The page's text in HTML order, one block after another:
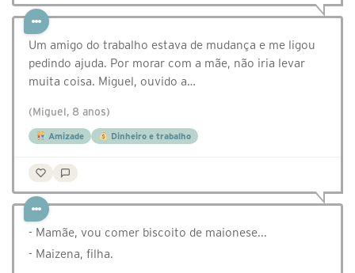
Um amigo do trabalho estava de mudança e me ligou
pedindo ajuda. Por morar com a mãe, não iria levar
muita coisa. Miguel, ouvido a…
(Miguel, 8 anos)
Amizade Dinheiro e trabalho
- Mamãe, vou comer biscoito de maionese...
- Maizena, filha.